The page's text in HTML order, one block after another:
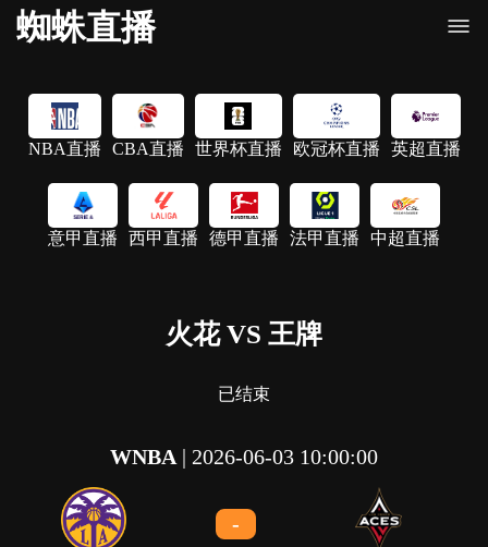
蜘蛛直播
NBA直播 CBA直播 世界杯直播 欧冠杯直播 英超直播
意甲直播 西甲直播 德甲直播 法甲直播 中超直播
火花 VS 王牌
已结束
WNBA | 2026-06-03 10:00:00
-